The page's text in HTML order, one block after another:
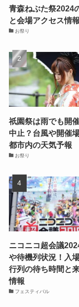
青森ねぶた祭2024
と会場アクセス情報
お祭り
祇園祭は雨でも開
中止？台風や開催
都市内の天気予報
お祭り
ニコニコ超会議
や待機列状況！入
行列の待ち時間と
情報
フェスティバル